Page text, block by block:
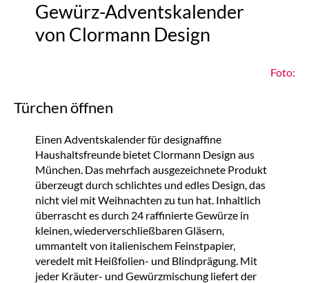
Gewürz-Adventskalender
von Clormann Design
Foto:
Türchen öffnen
Einen Adventskalender für designaffine
Haushaltsfreunde bietet Clormann Design aus
München. Das mehrfach ausgezeichnete Produkt
überzeugt durch schlichtes und edles Design, das
nicht viel mit Weihnachten zu tun hat. Inhaltlich
überrascht es durch 24 raffinierte Gewürze in
kleinen, wiederverschließbaren Gläsern,
ummantelt von italienischem Feinstpapier,
veredelt mit Heißfolien- und Blindprägung. Mit
jeder Kräuter- und Gewürzmischung liefert der